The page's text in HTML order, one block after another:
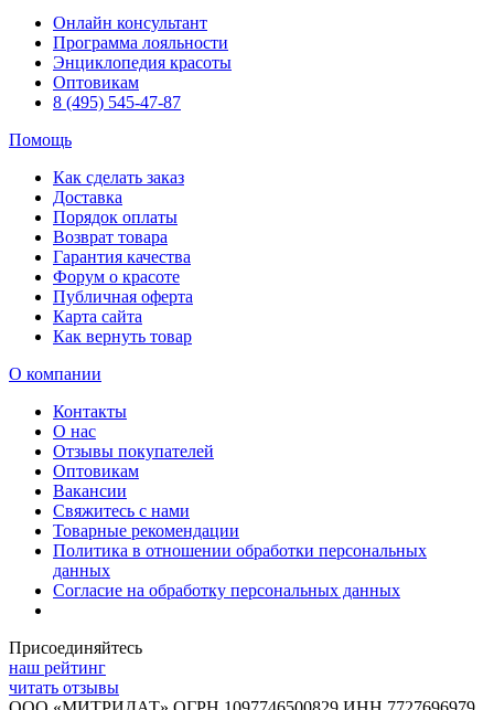
Онлайн консультант
Программа лояльности
Энциклопедия красоты
Оптовикам
8 (495) 545-47-87
Помощь
Как сделать заказ
Доставка
Порядок оплаты
Возврат товара
Гарантия качества
Форум о красоте
Публичная оферта
Карта сайта
Как вернуть товар
О компании
Контакты
О нас
Отзывы покупателей
Оптовикам
Вакансии
Свяжитесь с нами
Товарные рекомендации
Политика в отношении обработки персональных
данных
Согласие на обработку персональных данных
Присоединяйтесь
наш рейтинг
читать отзывы